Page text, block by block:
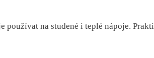
používat na studené i teplé nápoje.